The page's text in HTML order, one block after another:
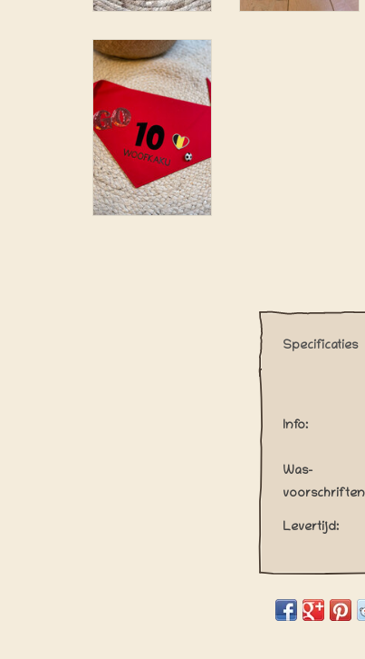
Specificaties
Info:
Was-
Levertijd: